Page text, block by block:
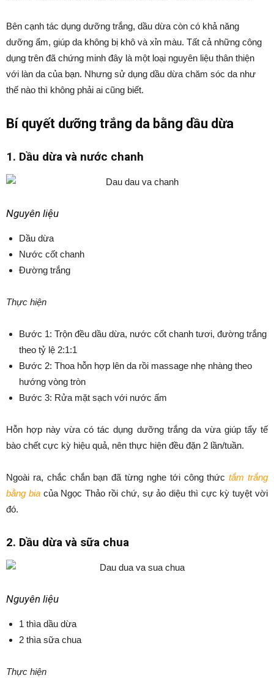
Bên cạnh tác dụng dưỡng trắng, dầu dừa còn có khả năng
dưỡng ẩm, giúp da không bị khô và xỉn màu. Tất cả những công
dụng trên đã chứng minh đây là một loại nguyên liệu thân thiện
với làn da của bạn. Nhưng sử dụng dầu dừa chăm sóc da như
thế nào thì không phải ai cũng biết.
Bí quyết dưỡng trắng da bằng dầu dừa
1. Dầu dừa và nước chanh
Nguyên liệu
Dầu dừa
Nước cốt chanh
Đường trắng
Thực hiện
Bước 1: Trộn đều dầu dừa, nước cốt chanh tươi, đường trắng
theo tỷ lệ 2:1:1
Bước 2: Thoa hỗn hợp lên da rồi massage nhẹ nhàng theo
hướng vòng tròn
Bước 3: Rửa mặt sạch với nước ấm
Hỗn hợp này vừa có tác dụng dưỡng trắng da vừa giúp tẩy tế
bào chết cực kỳ hiệu quả, nên thực hiện đều đặn 2 lần/tuần.
Ngoài ra, chắc chắn bạn đã từng nghe tới công thứctắm trắng
bằng biacủa Ngọc Thảo rồi chứ, sự ảo diệu thì cực kỳ tuyệt vời
đó.
2. Dầu dừa và sữa chua
Nguyên liệu
1 thìa dầu dừa
2 thìa sữa chua
Thực hiện